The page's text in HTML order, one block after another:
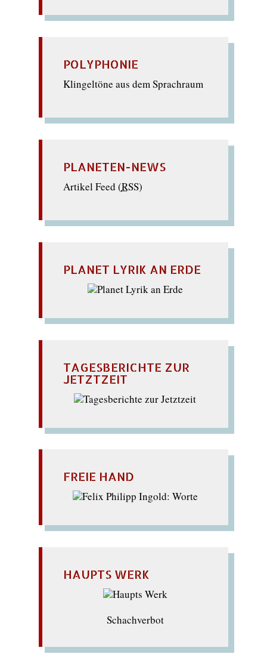
POLYPHONIE
Klingeltöne aus dem Sprachraum
PLANETEN-NEWS
Artikel Feed (RSS)
PLANET LYRIK AN ERDE
TAGESBERICHTE ZUR
JETZTZEIT
FREIE HAND
HAUPTS WERK
Schachverbot